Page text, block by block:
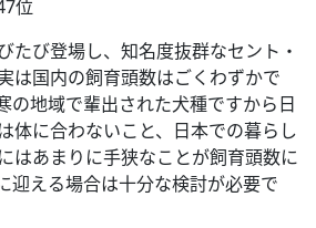
位
たび登場し、知名度抜群なセント・
は国内の飼育頭数はごくわずかで
の地域で輩出された犬種ですから日
体に合わないこと、日本での暮らし
はあまりに手狭なことが飼育頭数に
迎える場合は十分な検討が必要で